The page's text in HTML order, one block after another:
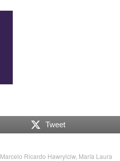
Tweet
Marcelo Ricardo Hawrylciw, María Laura